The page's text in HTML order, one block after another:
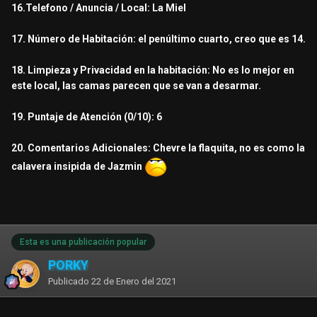
16.Telefono / Anuncia / Local: La Miel
17. Número de Habitación: el penúltimo cuarto, creo que es 14.
18. Limpieza y Privacidad en la habitación: No es lo mejor en
este local, las camas parecen que se van a desarmar.
19. Puntaje de Atención (0/10): 6
20. Comentarios Adicionales: Chevre la flaquita, no es como la
calavera insipida de Jazmin
Esta es una publicación popular
PORKY
Publicado 22 de Enero del 2021